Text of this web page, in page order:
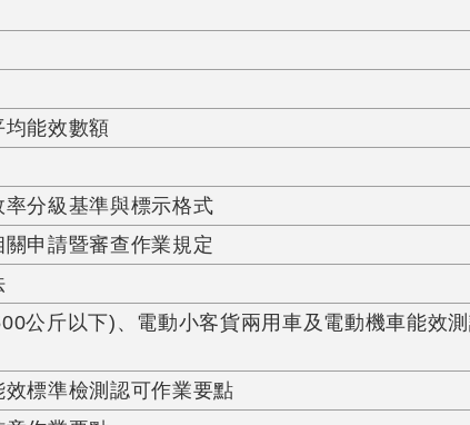
能效數額
分級基準與標示格式
申請暨審查作業規定
公斤以下)、電動小客貨兩用車及電動機車能效
標準檢測認可作業要點